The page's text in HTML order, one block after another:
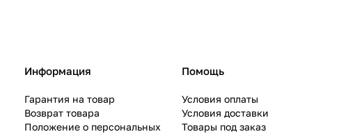
Информация
Гарантия на товар
Возврат товара
Положение о персональных
Помощь
Условия оплаты
Условия доставки
Товары под заказ